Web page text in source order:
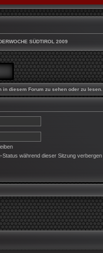
SÜDTIROL 2009
diesem Forum zu sehen oder zu lesen.
Status während dieser Sitzung verbergen